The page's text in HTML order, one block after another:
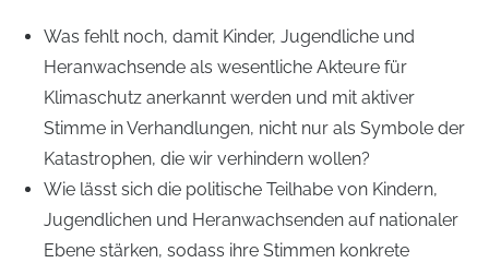
Was fehlt noch, damit Kinder, Jugendliche und
Heranwachsende als wesentliche Akteure für
Klimaschutz anerkannt werden und mit aktiver
Stimme in Verhandlungen, nicht nur als Symbole der
Katastrophen, die wir verhindern wollen?
Wie lässt sich die politische Teilhabe von Kindern,
Jugendlichen und Heranwachsenden auf nationaler
Ebene stärken, sodass ihre Stimmen konkrete